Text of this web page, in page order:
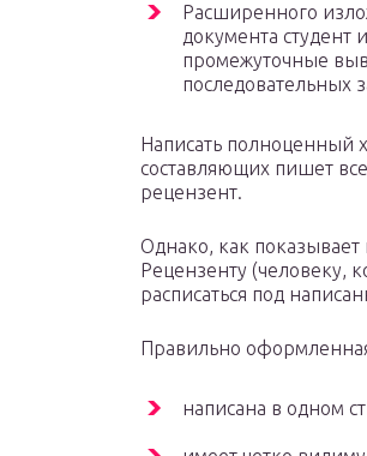
Расширенного
документа
промежуточные
последовательных
Написать полноценный
составляющих пишет
рецензент.
Однако, как
Рецензенту (человеку,
расписаться под
Правильно
написана в одном